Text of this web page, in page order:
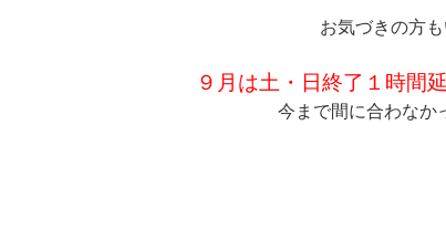
お気づきの方
９月は土・日終了１時間
今まで間に合わなか